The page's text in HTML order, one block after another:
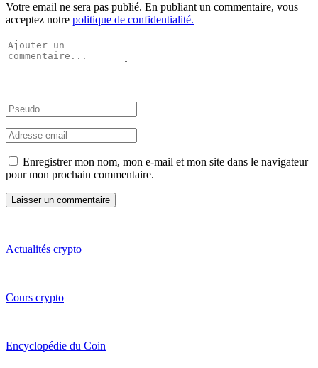
Votre email ne sera pas publié. En publiant un commentaire, vous
acceptez notre politique de confidentialité.
Enregistrer mon nom, mon e-mail et mon site dans le navigateur
pour mon prochain commentaire.
Actualités crypto
Cours crypto
Encyclopédie du Coin